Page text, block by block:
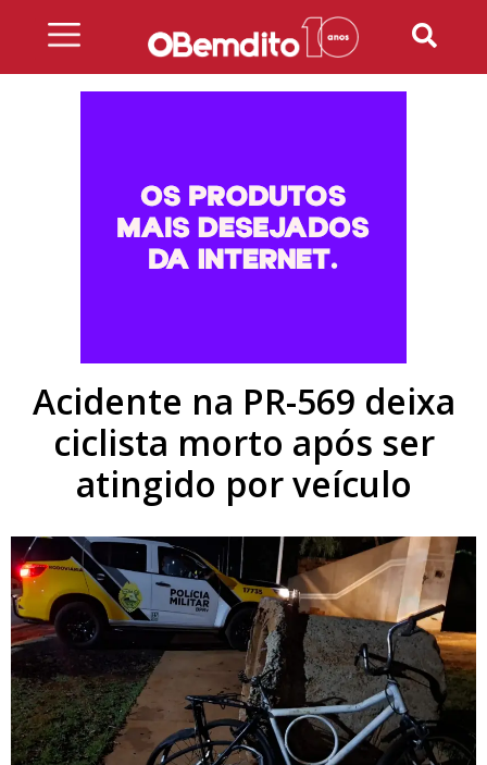
Acidente na PR-569 deixa
ciclista morto após ser
atingido por veículo